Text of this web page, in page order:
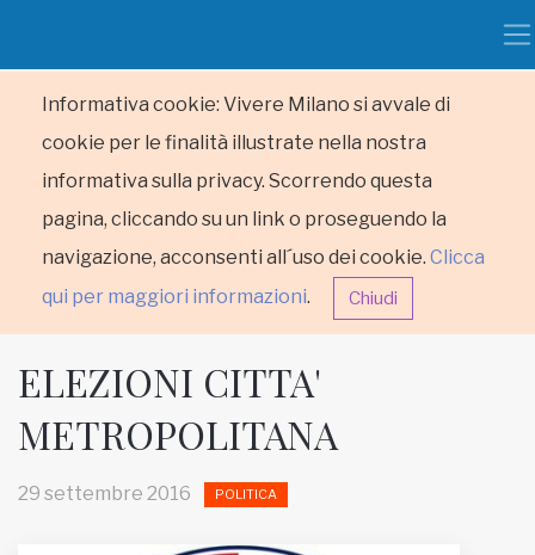
Informativa cookie: Vivere Milano si avvale di
cookie per le finalità illustrate nella nostra
informativa sulla privacy. Scorrendo questa
pagina, cliccando su un link o proseguendo la
navigazione, acconsenti all´uso dei cookie. Clicca
qui per maggiori informazioni. Chiudi
HOME
ELEZIONI CITTA'
METROPOLITANA
29 settembre 2016 POLITICA